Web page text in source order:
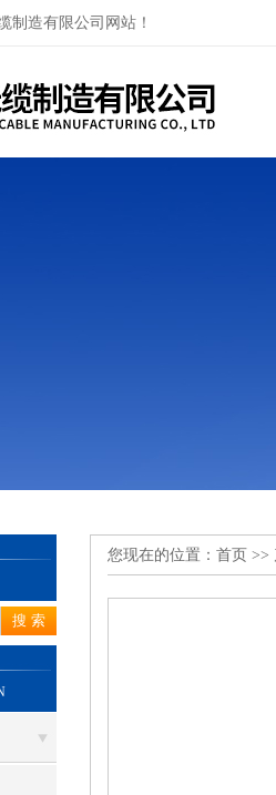
制造有限公司网站！
您现在的位置： 首页 >>